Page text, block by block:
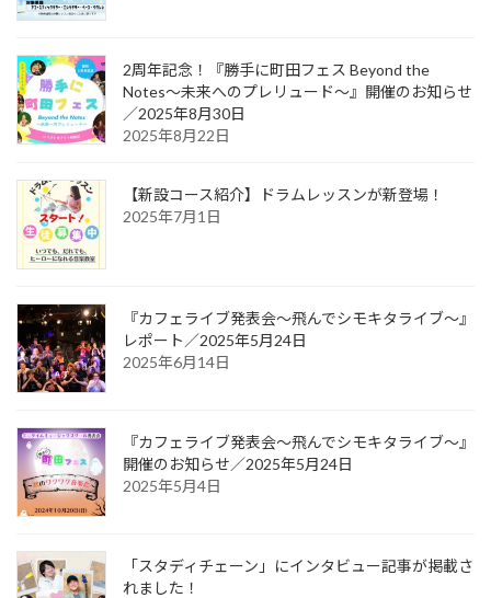
2周年記念！『勝手に町田フェス Beyond the
Notes～未来へのプレリュード～』開催のお知らせ
／2025年8月30日
2025年8月22日
【新設コース紹介】ドラムレッスンが新登場！
2025年7月1日
『カフェライブ発表会〜飛んでシモキタライブ〜』
レポート／2025年5月24日
2025年6月14日
『カフェライブ発表会〜飛んでシモキタライブ〜』
開催のお知らせ／2025年5月24日
2025年5月4日
「スタディチェーン」にインタビュー記事が掲載さ
れました！